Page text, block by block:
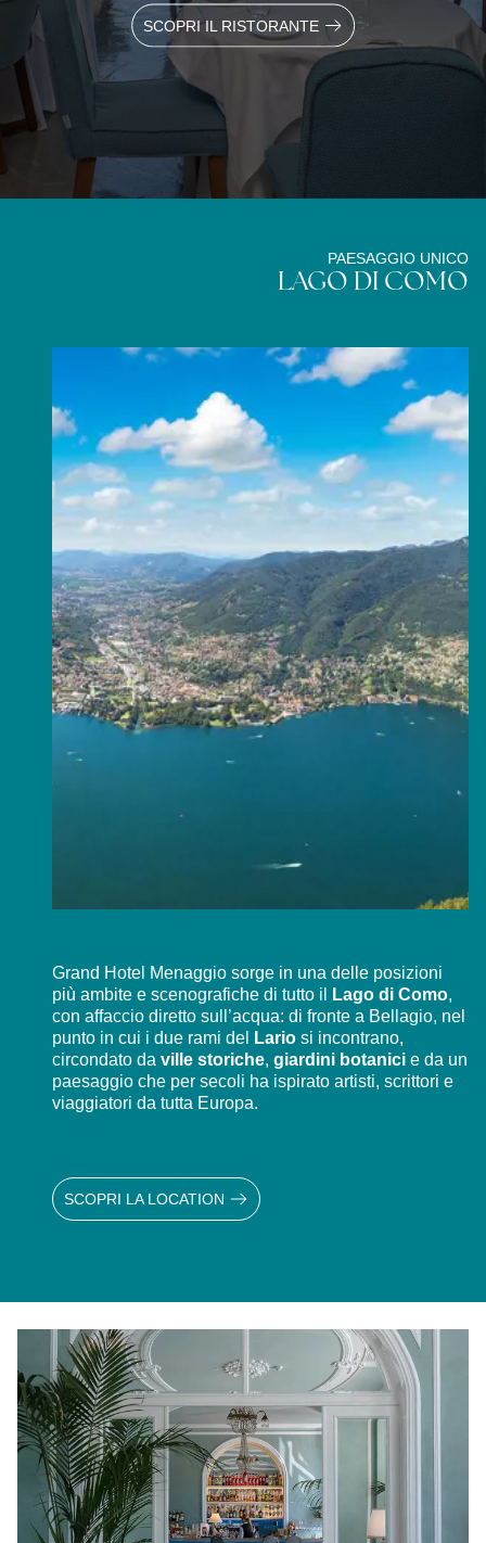
SCOPRI IL RISTORANTE
LAGO DI COMO
PAESAGGIO UNICO
Grand Hotel Menaggio sorge in una delle posizioni
più ambite e scenografiche di tutto il
Lago di Como,
con affaccio diretto sull’acqua: di fronte a Bellagio, nel
punto in cui i due rami del
Lario si incontrano,
circondato da ville storiche, giardini botanici e da un
paesaggio che per secoli ha ispirato artisti, scrittori e
viaggiatori da tutta Europa.
SCOPRI LA LOCATION